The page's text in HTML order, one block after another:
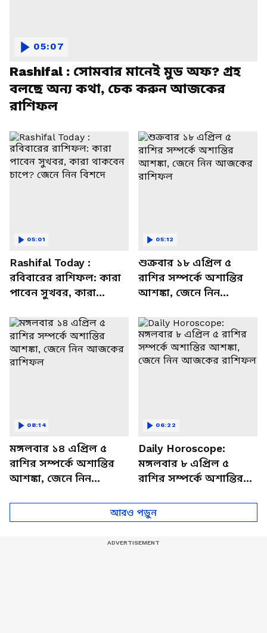
Rashifal : সোমবার মানেই মুড অফ? গ্রহ
বলছে অন্য কথা, চেক করুন আজকের
রাশিফল
05:07
Rashifal Today :
রবিবারের রাশিফল: কারা
পাবেন সুখবর, কারা
বিশদে
05:01
শুক্রবার ১৮ এপ্রিল ৫
রাশির সম্পর্কে অশান্তির
আশঙ্কা, জেনে নিন
05:12
মঙ্গলবার ১৪ এপ্রিল ৫
রাশির সম্পর্কে অশান্তির
আশঙ্কা, জেনে নিন
08:14
Daily Horoscope:
মঙ্গলবার ৮ এপ্রিল ৫
রাশির সম্পর্কে অশান্তির
আজকের রাশিফল
06:22
আরও পড়ুন